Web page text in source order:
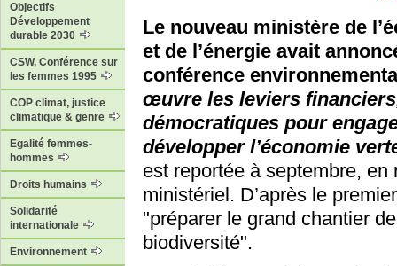
Objectifs
Développement
durable 2030
CSW, Conférence sur
les femmes 1995
COP climat, justice
climatique & genre
Egalité femmes-
hommes
Droits humains
Solidarité
internationale
Environnement
Le nouveau ministère de
et de l’énergie avait
conférence
œuvre les leviers
démocratiques pour
développer l’économie
est reportée à septembre,
ministériel. D’après le
"préparer le grand chantier
biodiversité".